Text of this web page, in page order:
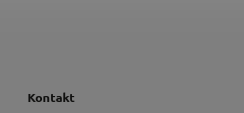
Kontakt